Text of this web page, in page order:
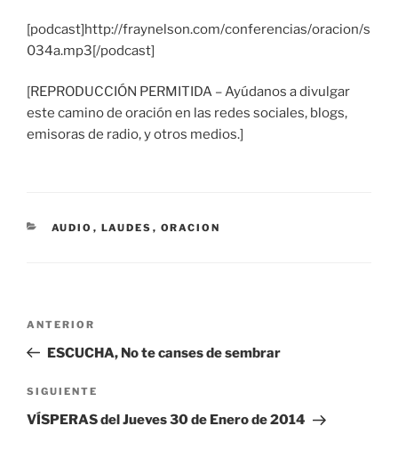
[podcast]http://fraynelson.com/conferencias/oracion/s
034a.mp3[/podcast]
[REPRODUCCIÓN PERMITIDA – Ayúdanos a divulgar
este camino de oración en las redes sociales, blogs,
emisoras de radio, y otros medios.]
CATEGORÍAS
AUDIO , LAUDES , ORACION
entradas
Entrada
anterior:
ANTERIOR
ESCUCHA, No te canses de sembrar
Siguiente
entrada
SIGUIENTE
VÍSPERAS del Jueves 30 de Enero de 2014